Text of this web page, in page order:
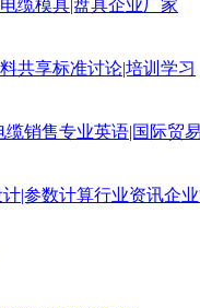
电缆模具|盘具企业厂家
共享标准讨论|培训学习
缆销售专业英语|国际贸易
|参数计算行业资讯企